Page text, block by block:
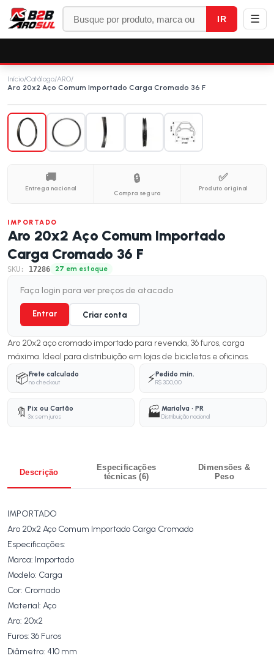
IR ☰
Início/Catálogo/ARO/
Aro 20x2 Aço Comum Importado Carga Cromado 36 F
🚚
Entrega nacional
🔒
Compra segura
✅
Produto original
IMPORTADO
Aro 20x2 Aço Comum Importado
Carga Cromado 36 F
SKU: 17286 27 em estoque
Faça login para ver preços de atacado
Entrar Criar conta
Aro 20x2 aço cromado importado para revenda, 36 furos, carga
máxima. Ideal para distribuição em lojas de bicicletas e oficinas.
📦Frete calculado
no checkout
⚡Pedido mín.
R$ 300,00
🔖 Pix ou Cartão
3x sem juros
🏭 Marialva · PR
Distribuição nacional
Descrição
Especificações
técnicas (6)
Dimensões &
Peso
IMPORTADO
Aro 20x2 Aço Comum Importado Carga Cromado
Especificações:
Marca: Importado
Modelo: Carga
Cor: Cromado
Material: Aço
Aro: 20x2
Furos: 36 Furos
Diâmetro: 410 mm